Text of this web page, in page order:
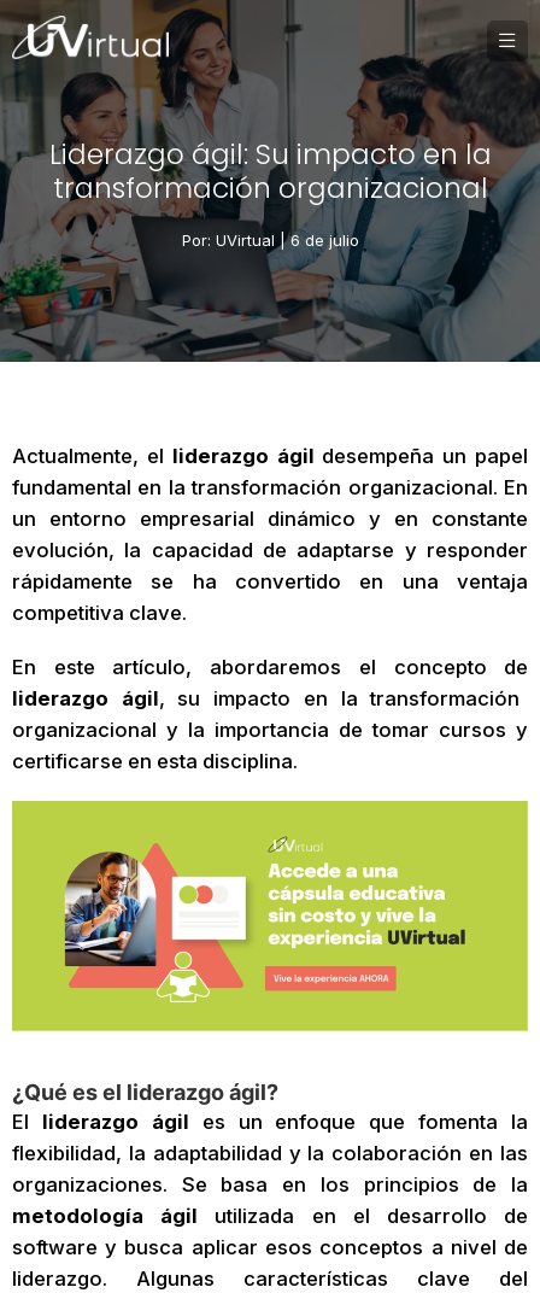
Liderazgo ágil: Su impacto en la
transformación organizacional
Por: UVirtual |6 de julio
Actualmente, el liderazgo ágil desempeña un papel
fundamental en la transformación organizacional. En
un entorno empresarial dinámico y en constante
evolución, la capacidad de adaptarse y responder
rápidamente se ha convertido en una ventaja
competitiva clave.
En este artículo, abordaremos el concepto de
liderazgo ágil, su impacto en la transformación
organizacional y la importancia de tomar cursos y
certificarse en esta disciplina.
¿Qué es el liderazgo ágil?
El liderazgo ágil es un enfoque que fomenta la
flexibilidad, la adaptabilidad y la colaboración en las
organizaciones. Se basa en los principios de la
metodología ágil utilizada en el desarrollo de
software y busca aplicar esos conceptos a nivel de
liderazgo. Algunas características clave del